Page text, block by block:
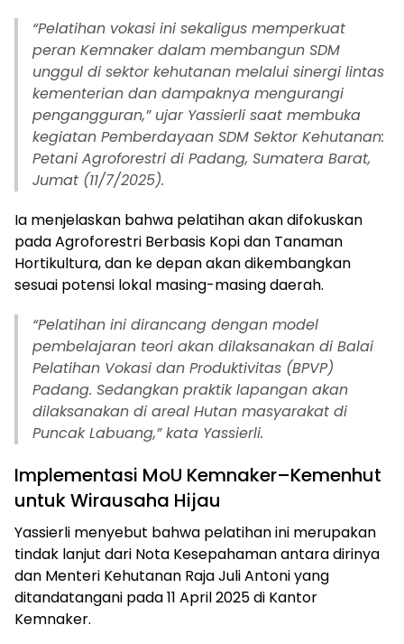
“Pelatihan vokasi ini sekaligus memperkuat
peran Kemnaker dalam membangun SDM
unggul di sektor kehutanan melalui sinergi lintas
kementerian dan dampaknya mengurangi
pengangguran,” ujar Yassierli saat membuka
kegiatan Pemberdayaan SDM Sektor Kehutanan:
Petani Agroforestri di Padang, Sumatera Barat,
Jumat (11/7/2025).
Ia menjelaskan bahwa pelatihan akan difokuskan
pada Agroforestri Berbasis Kopi dan Tanaman
Hortikultura, dan ke depan akan dikembangkan
sesuai potensi lokal masing-masing daerah.
“Pelatihan ini dirancang dengan model
pembelajaran teori akan dilaksanakan di Balai
Pelatihan Vokasi dan Produktivitas (BPVP)
Padang. Sedangkan praktik lapangan akan
dilaksanakan di areal Hutan masyarakat di
Puncak Labuang,” kata Yassierli.
Implementasi MoU Kemnaker–Kemenhut
untuk Wirausaha Hijau
Yassierli menyebut bahwa pelatihan ini merupakan
tindak lanjut dari Nota Kesepahaman antara dirinya
dan Menteri Kehutanan Raja Juli Antoni yang
ditandatangani pada 11 April 2025 di Kantor
Kemnaker.